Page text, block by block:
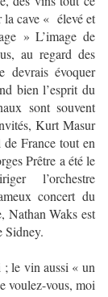
la cave « élevé et
» L’image de
au regard des
devrais évoquer
bien l’esprit du
sont souvent
Kurt Masur
France tout en
Prêtre a été le
l’orchestre
concert du
Nathan Waks est
Sidney.
; le vin aussi « un
voulez-vous, moi